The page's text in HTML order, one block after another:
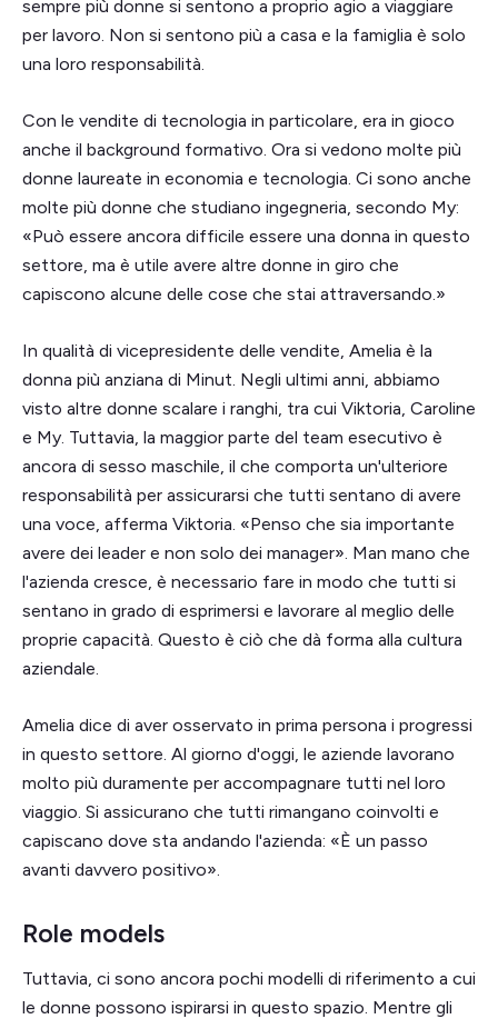
sempre più donne si sentono a proprio agio a viaggiare
per lavoro. Non si sentono più a casa e la famiglia è solo
una loro responsabilità.
Con le vendite di tecnologia in particolare, era in gioco
anche il background formativo. Ora si vedono molte più
donne laureate in economia e tecnologia. Ci sono anche
molte più donne che studiano ingegneria, secondo My:
«Può essere ancora difficile essere una donna in questo
settore, ma è utile avere altre donne in giro che
capiscono alcune delle cose che stai attraversando.»
In qualità di vicepresidente delle vendite, Amelia è la
donna più anziana di Minut. Negli ultimi anni, abbiamo
visto altre donne scalare i ranghi, tra cui Viktoria, Caroline
e My. Tuttavia, la maggior parte del team esecutivo è
ancora di sesso maschile, il che comporta un'ulteriore
responsabilità per assicurarsi che tutti sentano di avere
una voce, afferma Viktoria. «Penso che sia importante
avere dei leader e non solo dei manager». Man mano che
l'azienda cresce, è necessario fare in modo che tutti si
sentano in grado di esprimersi e lavorare al meglio delle
proprie capacità. Questo è ciò che dà forma alla cultura
aziendale.
Amelia dice di aver osservato in prima persona i progressi
in questo settore. Al giorno d'oggi, le aziende lavorano
molto più duramente per accompagnare tutti nel loro
viaggio. Si assicurano che tutti rimangano coinvolti e
capiscano dove sta andando l'azienda: «È un passo
avanti davvero positivo».
Role models
Tuttavia, ci sono ancora pochi modelli di riferimento a cui
le donne possono ispirarsi in questo spazio. Mentre gli